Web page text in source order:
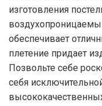
изготовления
обеспечивает
плетение придает
Позвольте себе
себя